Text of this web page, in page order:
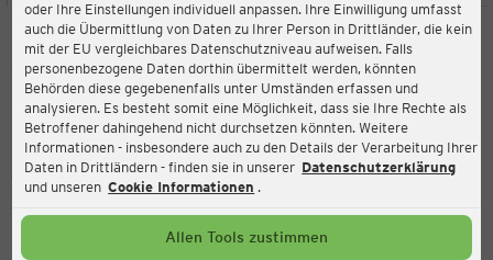
oder Ihre Einstellungen individuell anpassen. Ihre Einwilligung umfasst
auch die Übermittlung von Daten zu Ihrer Person in Drittländer, die kein
mit der EU vergleichbares Datenschutzniveau aufweisen. Falls
personenbezogene Daten dorthin übermittelt werden, könnten
Behörden diese gegebenenfalls unter Umständen erfassen und
analysieren. Es besteht somit eine Möglichkeit, dass sie Ihre Rechte als
Betroffener dahingehend nicht durchsetzen könnten. Weitere
Informationen - insbesondere auch zu den Details der Verarbeitung Ihrer
Daten in Drittländern - finden sie in unserer Datenschutzerklärung
und unseren Cookie Informationen .
Allen Tools zustimmen
Ernsting's family
Marktplatz 40, 53773 Hennef (Sieg)
Aktuell:
Geöffnet